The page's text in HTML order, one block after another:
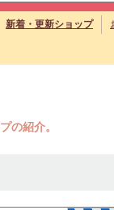
新着・更新ショップ
の紹介。